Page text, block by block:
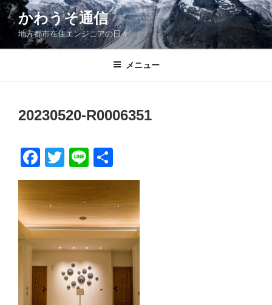
コ
ン
ン
かわうそ通信
地方都市在住エンジニアの日々
メニュー
20230520-R0006351
F
a
c
e
b
o
o
k
T
wi
tt
er
Li
n
e
有